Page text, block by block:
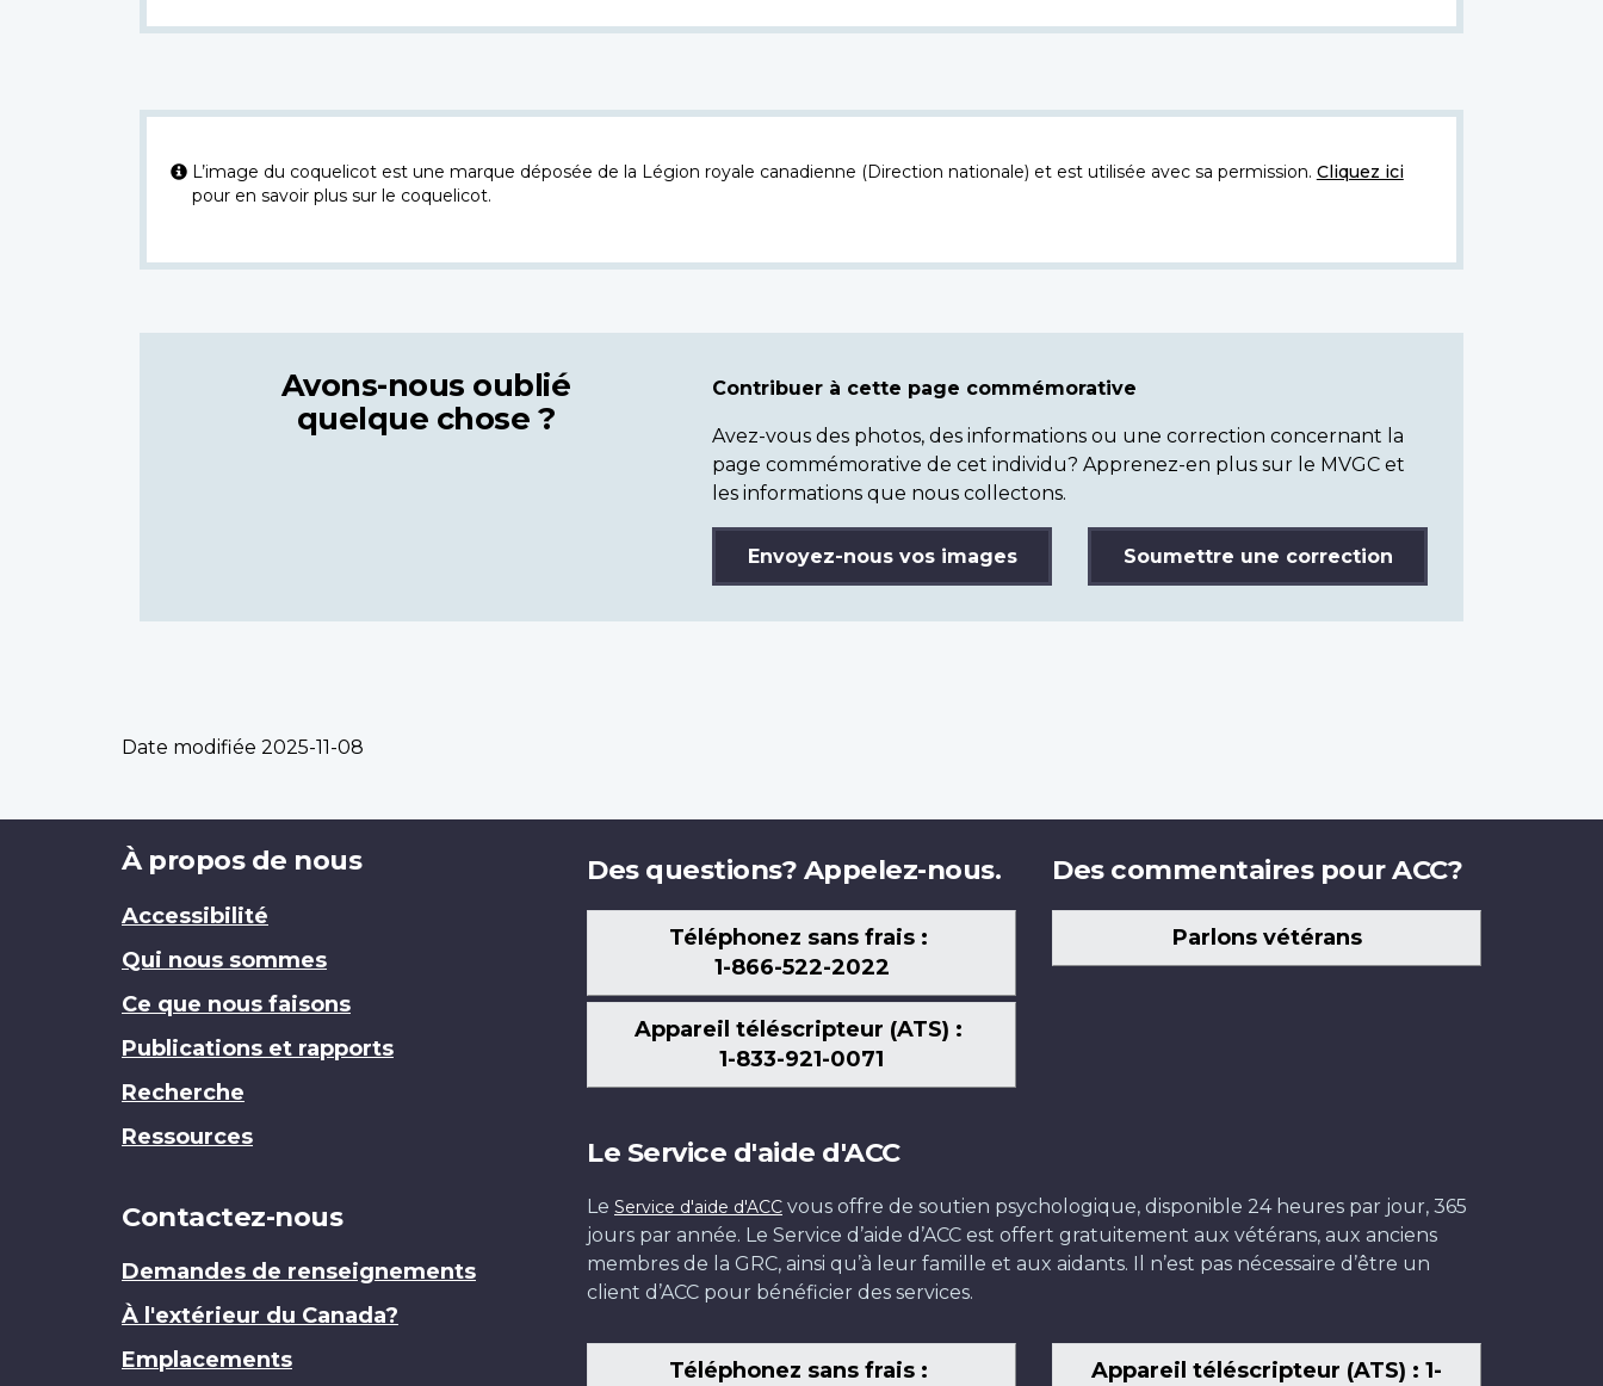
L’image du coquelicot est une marque déposée de la Légion royale canadienne (Direction nationale) et est utilisée avec sa permission. Cliquez ici
pour en savoir plus sur le coquelicot.
Avons-nous oublié
quelque chose ?
Contribuer à cette page commémorative
Avez-vous des photos, des informations ou une correction concernant la
page commémorative de cet individu? Apprenez-en plus sur le MVGC et
les informations que nous collectons.
Envoyez-nous vos images Soumettre une correction
Date modifiée 2025-11-08
Brand
À propos de nous
Accessibilité
Qui nous sommes
Ce que nous faisons
Publications et rapports
Recherche
Ressources
Contactez-nous
Demandes de renseignements
À l'extérieur du Canada?
Emplacements
Des questions? Appelez-nous.
Téléphonez sans frais :
1-866-522-2022
Appareil téléscripteur (ATS) :
1-833-921-0071
Des commentaires pour ACC?
Parlons vétérans
Le Service d'aide d'ACC
Le Service d'aide d'ACC vous offre de soutien psychologique, disponible 24 heures par jour, 365
jours par année. Le Service d’aide d’ACC est offert gratuitement aux vétérans, aux anciens
membres de la GRC, ainsi qu’à leur famille et aux aidants. Il n’est pas nécessaire d’être un
client d’ACC pour bénéficier des services.
Téléphonez sans frais : Appareil téléscripteur (ATS) : 1-